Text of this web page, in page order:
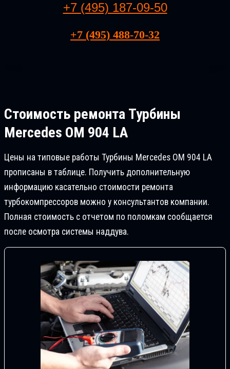
+7 (495) 187-09-50
+7 (495) 488-70-32
Стоимость ремонта Турбины
Mercedes OM 904 LA
Цены на типовые работы Турбины Mercedes OM 904 LA
прописаны в таблице. Получить дополнительную
информацию касательно стоимости ремонта
турбокомпрессоров можно у консультантов компании.
Полная стоимость с отчетом по поломкам сообщается
после осмотра системы наддува.